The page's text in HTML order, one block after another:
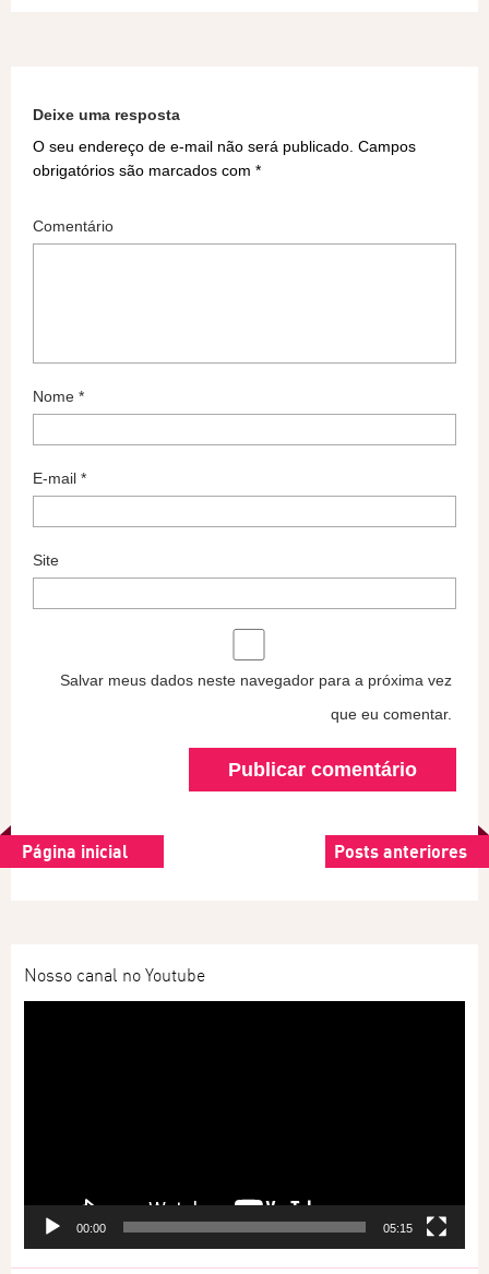
Deixe uma resposta
O seu endereço de e-mail não será publicado. Campos
obrigatórios são marcados com *
Comentário
Nome *
E-mail *
Site
Salvar meus dados neste navegador para a próxima vez
que eu comentar.
Página inicial Posts anteriores
Nosso canal no Youtube
00:00 05:15